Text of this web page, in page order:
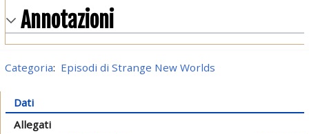
Annotazioni
Categoria: Episodi di Strange New Worlds
Dati
Allegati